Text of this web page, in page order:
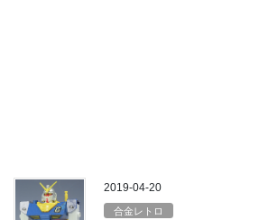
2019-04-20
合金レトロ